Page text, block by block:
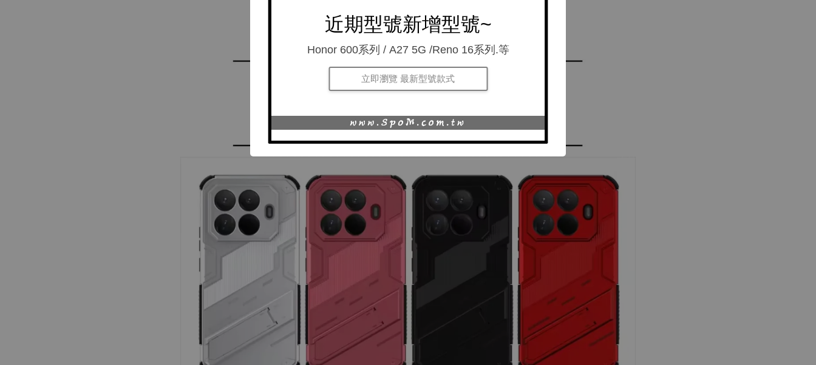
近期型號新增型號~
Honor 600系列 / A27 5G /Reno 16系列.等
立即瀏覽 最新型號款式